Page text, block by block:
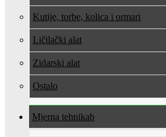
Kutije, torbe, kolica i ormari
Ličilački alat
Zidarski alat
Ostalo
Mjerna tehnika